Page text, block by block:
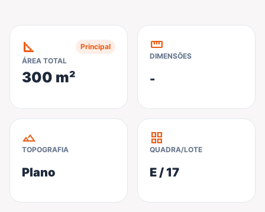
square_foot
Principal
ÁREA TOTAL
300 m²
straighten
DIMENSÕES
-
terrain
TOPOGRAFIA
Plano
grid_view
QUADRA/LOTE
E / 17